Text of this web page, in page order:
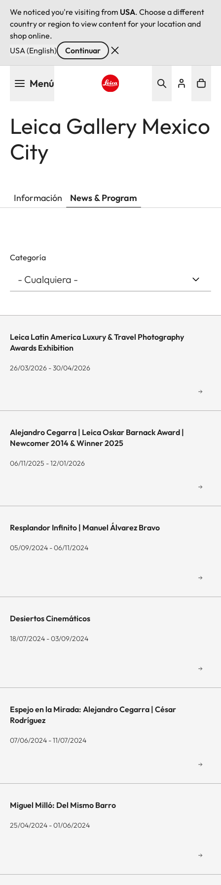
We noticed you're visiting from USA. Choose a different
country or region to view content for your location and
shop online.
USA (English)
Continuar
Menú
Leica Gallery Mexico
City
Información News & Program
Categoría
Leica Latin America Luxury & Travel Photography
Awards Exhibition
26/03/2026 - 30/04/2026
Alejandro Cegarra | Leica Oskar Barnack Award |
Newcomer 2014 & Winner 2025
06/11/2025 - 12/01/2026
Resplandor Infinito | Manuel Álvarez Bravo
05/09/2024 - 06/11/2024
Desiertos Cinemáticos
18/07/2024 - 03/09/2024
Espejo en la Mirada: Alejandro Cegarra | César
Rodríguez
07/06/2024 - 11/07/2024
Miguel Milló: Del Mismo Barro
25/04/2024 - 01/06/2024